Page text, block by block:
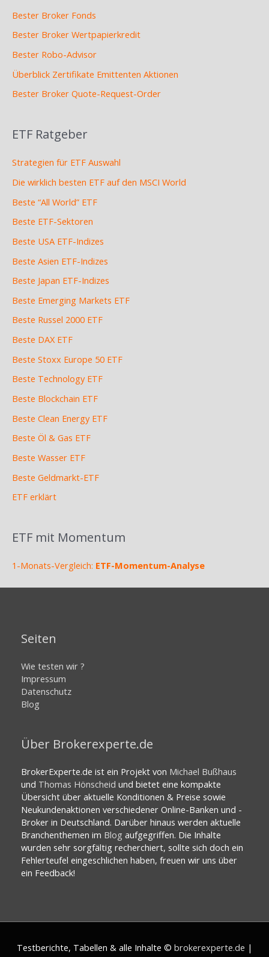
Bester Broker Fonds
Bester Broker Wertpapierkredit
Bester Robo-Advisor
Überblick Zertifikate Emittenten Aktionen
Bester Broker Quote-Request-Order
ETF Ratgeber
Strategien für ETF Auswahl
Die wirklich besten ETF auf den MSCI World
Beste “All World” ETF
Beste ETF-Sektoren
Beste USA ETF-Indizes
Beste Asien ETF-Indizes
Beste Japan ETF-Indizes
Beste Emerging Markets ETF
Beste Russel 2000 ETF
Beste DAX ETF
Beste Stoxx Europe 50 ETF
Beste Technology ETF
Beste Blockchain ETF
Beste Clean Energy ETF
Beste Öl & Gas ETF
Beste Wasser ETF
Beste Geldmarkt-ETF
ETF erklärt
ETF mit Momentum
1-Monats-Vergleich: ETF-Momentum-Analyse
Seiten
Wie testen wir ?
Impressum
Datenschutz
Blog
Über Brokerexperte.de
BrokerExperte.de ist ein Projekt von Michael Bußhaus
und Thomas Hönscheid und bietet eine kompakte
Übersicht über aktuelle Konditionen & Preise sowie
Neukundenaktionen verschiedener Online-Banken und -
Broker in Deutschland. Darüber hinaus werden aktuelle
Branchenthemen im Blog aufgegriffen. Die Inhalte
wurden sehr sorgfältig recherchiert, sollte sich doch ein
Fehlerteufel eingeschlichen haben, freuen wir uns über
ein Feedback!
Testberichte, Tabellen & alle Inhalte © brokerexperte.de |